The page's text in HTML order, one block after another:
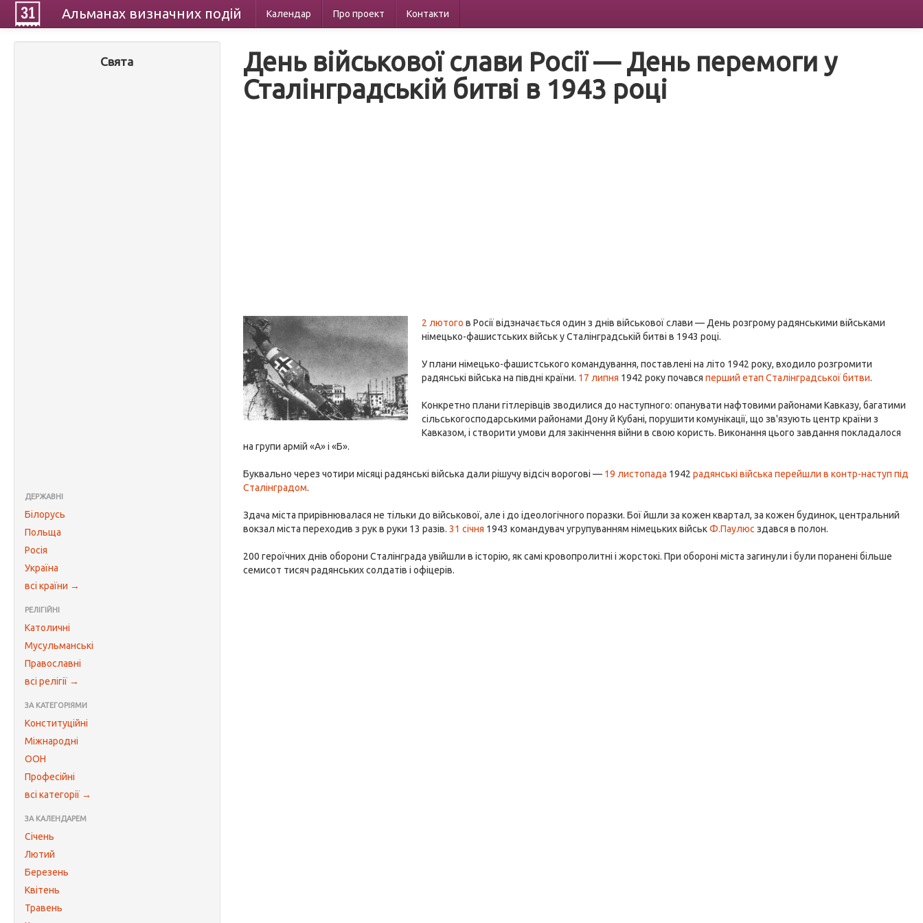
Альманах визначних подій Календар Про проект Контакти
Свята
ДЕРЖАВНІ
Білорусь
Польща
Росія
Україна
всі країни →
РЕЛІГІЙНІ
Католичні
Мусульманські
Православні
всі релігії →
ЗА КАТЕГОРІЯМИ
Конституційні
Міжнародні
ООН
Професійні
всі категорії →
ЗА КАЛЕНДАРЕМ
Січень
Лютий
Березень
Квітень
Травень
День військової слави Росії — День перемоги у
Сталінградській битві в 1943 році
2 лютого в Росії відзначається один з днів військової слави — День розгрому радянськими військами
німецько-фашистських військ у Сталінградській битві в 1943 році.
У плани німецько-фашистського командування, поставлені на літо 1942 року, входило розгромити
радянські війська на півдні країни. 17 липня 1942 року почавсяперший етап Сталінградської битви.
Конкретно плани гітлерівців зводилися до наступного: опанувати нафтовими районами Кавказу, багатими
сільськогосподарськими районами Дону й Кубані, порушити комунікації, що зв'язують центр країни з
Кавказом, і створити умови для закінчення війни в свою користь. Виконання цього завдання покладалося
на групи армій «А» і «Б».
Буквально через чотири місяці радянські війська дали рішучу відсіч ворогові — 19 листопада 1942радянські війська перейшли в контр-наступ під
Сталінградом.
Здача міста прирівнювалася не тільки до військової, але і до ідеологічного поразки. Бої йшли за кожен квартал, за кожен будинок, центральний
вокзал міста переходив з рук в руки 13 разів.31 січня 1943 командувач угрупуванням німецьких військФ.Паулюс здався в полон.
200 героїчних днів оборони Сталінграда увійшли в історію, як самі кровопролитні і жорстокі. При обороні міста загинули і були поранені більше
семисот тисяч радянських солдатів і офіцерів.